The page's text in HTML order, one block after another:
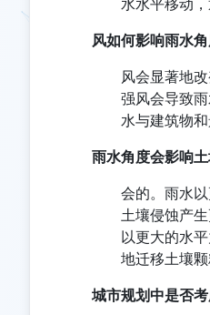
水水平移动，
风如何影响雨水角
风会显著地
强风会导致
水与建筑物和
雨水角度会影响
会的。雨水
土壤侵蚀产
以更大的水
地迁移土壤颗
城市规划中是否